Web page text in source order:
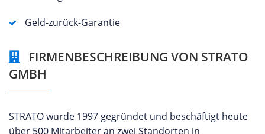
Geld-zurück-Garantie
FIRMENBESCHREIBUNG VON STRATO
GMBH
STRATO wurde 1997 gegründet und beschäftigt heute
über 500 Mitarbeiter an zwei Standorten in